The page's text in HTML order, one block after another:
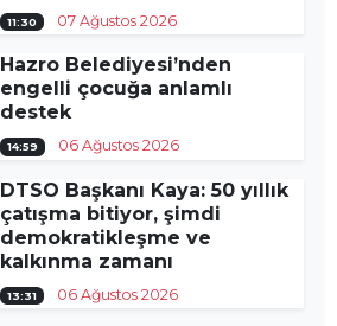
11:30 07 Ağustos 2026
Hazro Belediyesi’nden
engelli çocuğa anlamlı
destek
14:59 06 Ağustos 2026
DTSO Başkanı Kaya: 50 yıllık
çatışma bitiyor, şimdi
demokratikleşme ve
kalkınma zamanı
13:31 06 Ağustos 2026